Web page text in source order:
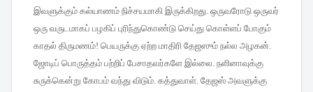
இவளுக்கும் கல்யாணம் நிச்சயமாகி இருக்கிறது. ஒருவரோடு ஒருவர்
ஒரு வருடமாகப் பழகிப் புரிந்துகொண்டு செய்து கொள்ளப் போகும்
காதல் திருமணம்! பெயருக்கு ஏற்ற மாதிரி தேஜஸும் நல்ல அழகன்.
ஜோடிப் பொருத்தம் பற்றிப் பேசாதவர்களே இல்லை. நளினாவுக்கு
சுருக்கென்று கோபம் வந்து விடும். கத்துவாள். தேஜஸ் அவளுக்கு